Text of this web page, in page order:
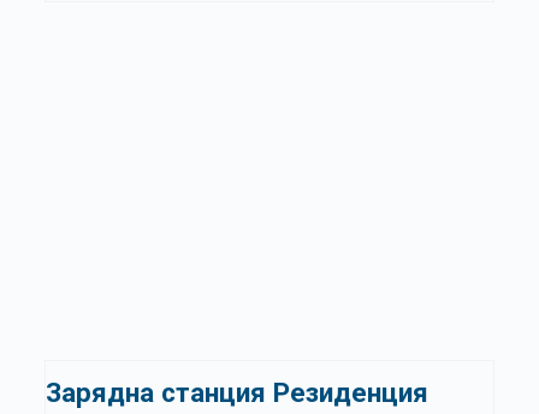
Зарядна станция Резиденция